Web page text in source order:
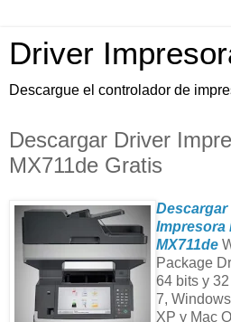
Driver
Descargue el controlador de
Descargar Driver
MX711de Gratis
Descargar
Impresora
MX711de
Package
64 bits y
7,
XP y Mac